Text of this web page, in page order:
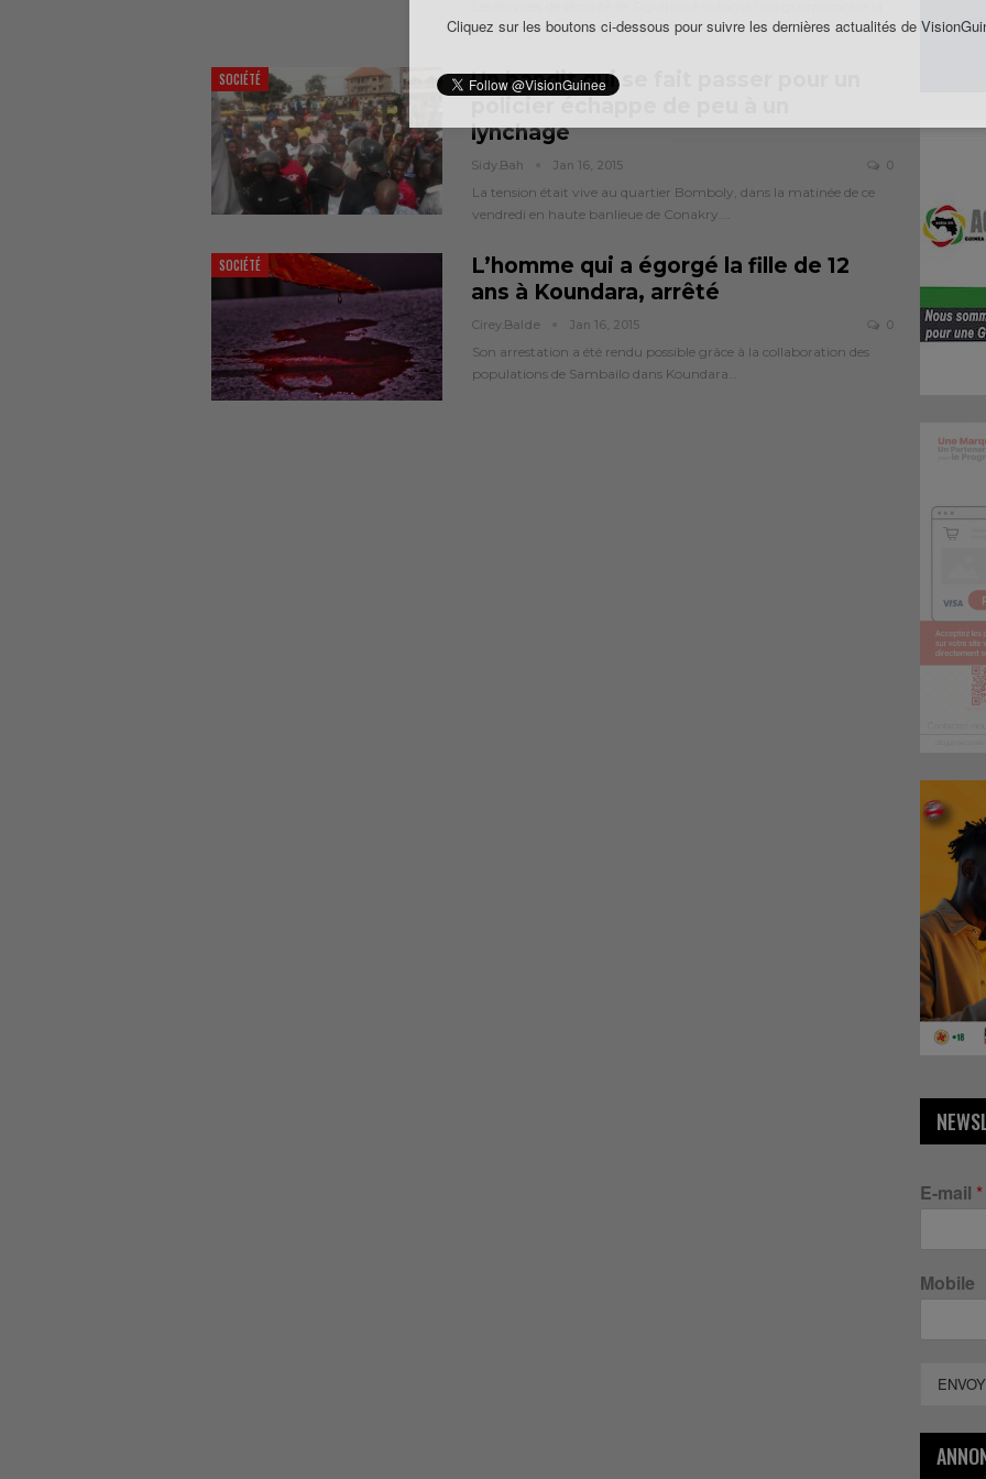
pratique de la prostitution qui…
SOCIÉTÉ
Un bandit qui se fait passer pour un
lynchage
Sidy.bah Jan 16, 2015 0
La tension était vive au quartier Bomboly, dans la matinée de ce
vendredi en haute banlieue de Conakry.…
SOCIÉTÉ
L’homme qui a égorgé la fille de 12
ans à Koundara, arrêté
Cirey.balde Jan 16, 2015 0
Son arrestation a été rendu possible grâce à la collaboration des
populations de Sambailo dans Koundara…
E-mail *
Mobile
Cliquez sur les boutons ci-dessous pour suivre les dernières actualités de